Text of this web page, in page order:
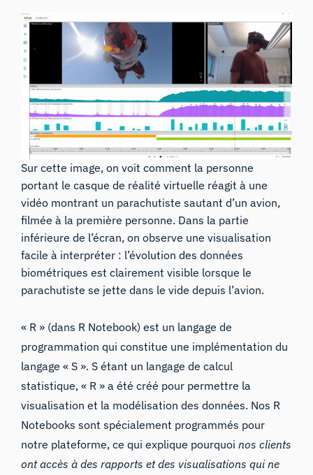
Sur cette image, on voit comment la personne
portant le casque de réalité virtuelle réagit à une
vidéo montrant un parachutiste sautant d’un avion,
filmée à la première personne. Dans la partie
inférieure de l’écran, on observe une visualisation
facile à interpréter : l’évolution des données
biométriques est clairement visible lorsque le
parachutiste se jette dans le vide depuis l’avion.
« R » (dans R Notebook) est un langage de
programmation qui constitue une implémentation du
langage « S ». S étant un langage de calcul
statistique, « R » a été créé pour permettre la
visualisation et la modélisation des données. Nos R
Notebooks sont spécialement programmés pour
notre plateforme, ce qui explique pourquoinos clients
ont accès à des rapports et des visualisations qui ne